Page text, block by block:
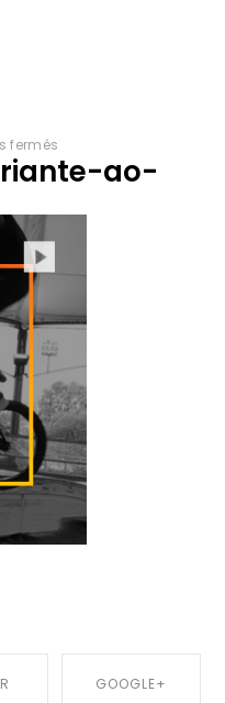
fermés
tutoriel-
variante-
ao-
GOOGLE+